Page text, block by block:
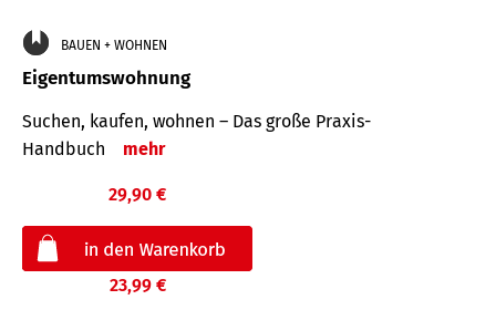
BAUEN + WOHNEN
Eigentumswohnung
Suchen, kaufen, wohnen – Das große Praxis-
Handbuch
mehr
29,90 €
23,99 €